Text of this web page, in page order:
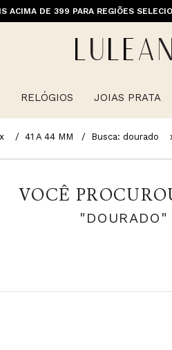
ACIMA DE 399 PARA REGIÕES
RELÓGIOS JOIAS PRATA
x 41 A 44 MM Busca: dourado
VOCÊ
"DOURADO"